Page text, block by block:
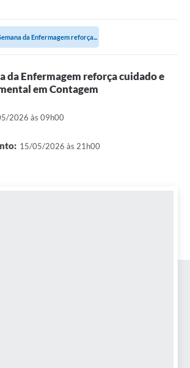
da Enfermagem reforça...
da Enfermagem reforça cuidado e
em Contagem
2026 às 09h00
15/05/2026 às 21h00